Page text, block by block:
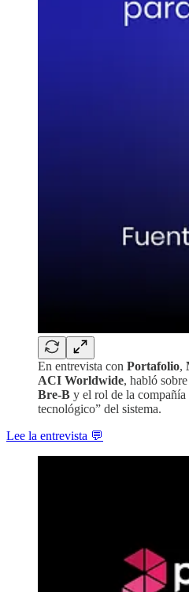
En entrevista con Portafolio,
ACI Worldwide, habló
Bre-B y el rol de la compañía
tecnológico” del sistema.
Lee la entrevista 💬